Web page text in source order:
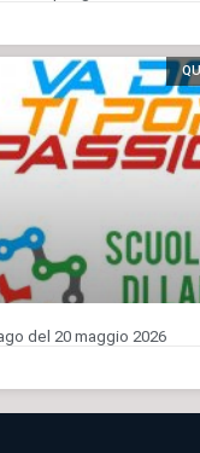
del 20 maggio 2026